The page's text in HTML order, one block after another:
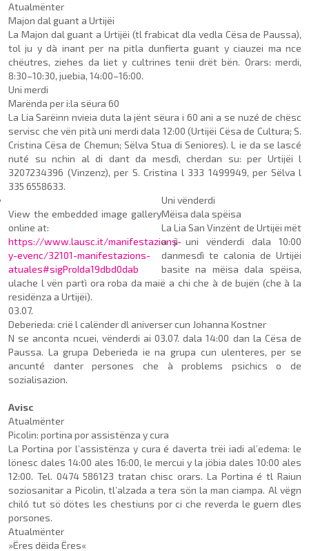
Atualmënter
Majon dal guant a Urtijëi
La Majon dal guant a Urtijëi (tl frabicat dla vedla Cësa de Paussa),
tol ju y dà inant per na pitla dunfierta guant y ciauzei ma nce
chëutres, ziehes da liet y cultrines tenii drët bën. Orars: merdi,
8:30–10:30, juebia, 14:00–16:00.
Uni merdi
Marënda per i:la sëura 60
La Lia Sarëinn nvieia duta la jënt sëura i 60 ani a se nuzé de chësc
servisc che vën pità uni merdi dala 12:00 (Urtijëi Cësa de Cultura; S.
Cristina Cësa de Chemun; Sëlva Stua di Seniores). L ie da se lascé
nuté su nchin al di dant da mesdì, cherdan su: per Urtijëi l
3207234396 (Vinzenz), per S. Cristina l 333 1499949, per Sëlva l
335 6558633.
Uni
View the embedded image gallery
online at:
https://www.lausc.it/manifestazions-
y-evenc/32101-manifestazions-
atuales#sigProIda19dbd0dab
vënderdi
Mëisa dala spëisa
La Lia San Vinzënt de Urtijëi mët
a jì uni vënderdi dala 10:00
danmesdì te calonia de Urtijëi
basite na mëisa dala spëisa,
ulache l vën partì ora roba da maië a chi che à de bujën (che à la
residënza a Urtijëi).
03.07.
Deberieda: crië l calënder dl aniverser cun Johanna Kostner
N se anconta ncuei, vënderdi ai 03.07. dala 14:00 dan la Cësa de
Paussa. La grupa De­be­rieda ie na grupa cun ulenteres, per se
ancunté dan­ter persones che à problems psichics o de
sozialisazion.
Avisc
Atualmënter
Picolin: portina por assistënza y cura
La Portina por l’assistënza y cura é daverta trëi iadi al’ede­ma: le
lönesc dales 14:00 ales 16:00, le mercui y la jöbia dales 10:00 ales
12:00. Tel. 0474 586123 tratan chisc orars. La Portina é tl Raiun
soziosanitar a Picolin, tl’alzada a tera sön la man ciampa. Al vëgn
chiló tut sö dötes les chestiuns por ci che reverda le guern dles
porsones.
Atualmënter
»Ëres dëida Ëres«